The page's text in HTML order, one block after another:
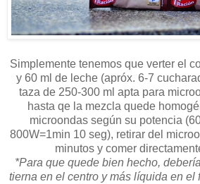
Simplemente tenemos que verter el
y 60 ml de leche (apróx. 6-7
taza de 250-300 ml apta para
hasta qe la mezcla quede
microondas según su potencia
800W=1min 10 seg), retirar del
minutos y comer
*Para que quede bien hecho,
tierna en el centro y más líquida en el